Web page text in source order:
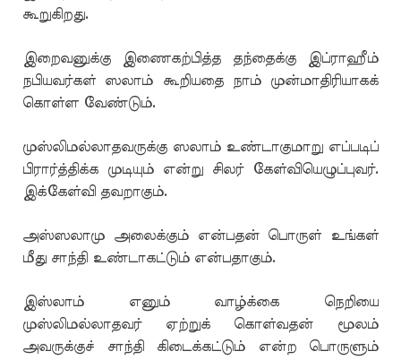
கூறுகிறது.
இறைவனுக்கு இணைகற்பித்த தந்தைக்கு இப்ராஹீம்
நபியவர்கள் ஸலாம் கூறியதை நாம் முன்மாதிரியாகக்
கொள்ள வேண்டும்.
முஸ்லிமல்லாதவருக்கு ஸலாம் உண்டாகுமாறு எப்படிப்
பிரார்த்திக்க முடியும் என்று சிலர் கேள்வியெழுப்புவர்.
இக்கேள்வி தவறாகும்.
அஸ்ஸலாமு அலைக்கும் என்பதன் பொருள் உங்கள்
மீது சாந்தி உண்டாகட்டும் என்பதாகும்.
இஸ்லாம் எனும் வாழ்க்கை நெறியை
முஸ்லிமல்லாதவர் ஏற்றுக் கொள்வதன் மூலம்
அவருக்குச் சாந்தி கிடைக்கட்டும் என்ற பொருளும்